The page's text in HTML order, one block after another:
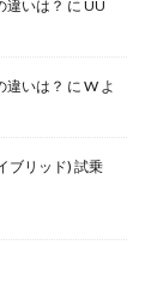
違いは？ に UU
違いは？ に W よ
ブリッド) 試乗